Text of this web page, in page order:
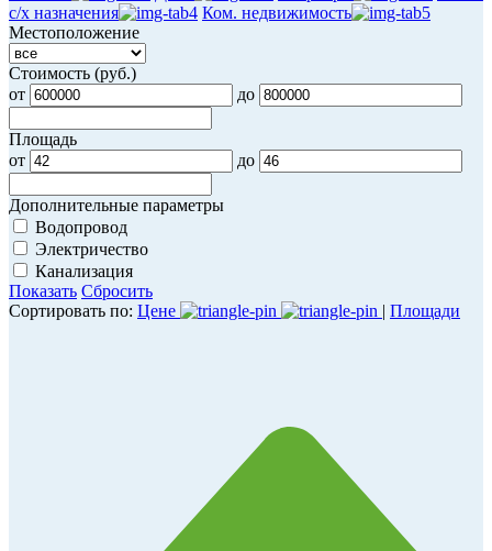
с/х назначения
Ком. недвижимость
Местоположение
Стоимость (руб.)
от
до
Площадь
от
до
Дополнительные параметры
Водопровод
Электричество
Канализация
Показать Сбросить
Сортировать по: Цене | Площади